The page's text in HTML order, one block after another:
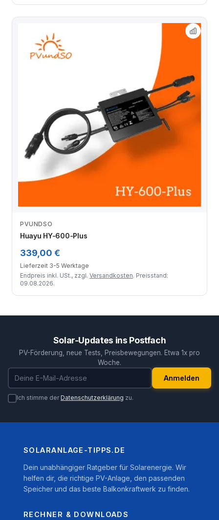
PVUNDSO
Huayu HY-600-Plus
339,00 €
Lieferzeit 3-5 Werktage
Endpreis inkl. USt., zzgl. Versandkosten. Preisstand:
09.08.2026.
Solar-Updates ins Postfach
PV-Förderung, neue Tests, Preisbewegungen. Etwa 1x pro
Woche.
E-Mail-Adresse
Anmelden
Ich stimme derDatenschutzerklärung zu.
SOLARANLAGE-TIPPS.DE
Dein unabhängiger Ratgeber für Solarenergie. Wir
helfen dir, die richtige PV-Anlage, den passenden
Speicher und das beste Balkonkraftwerk zu finden.
RECHNER & DOWNLOADS